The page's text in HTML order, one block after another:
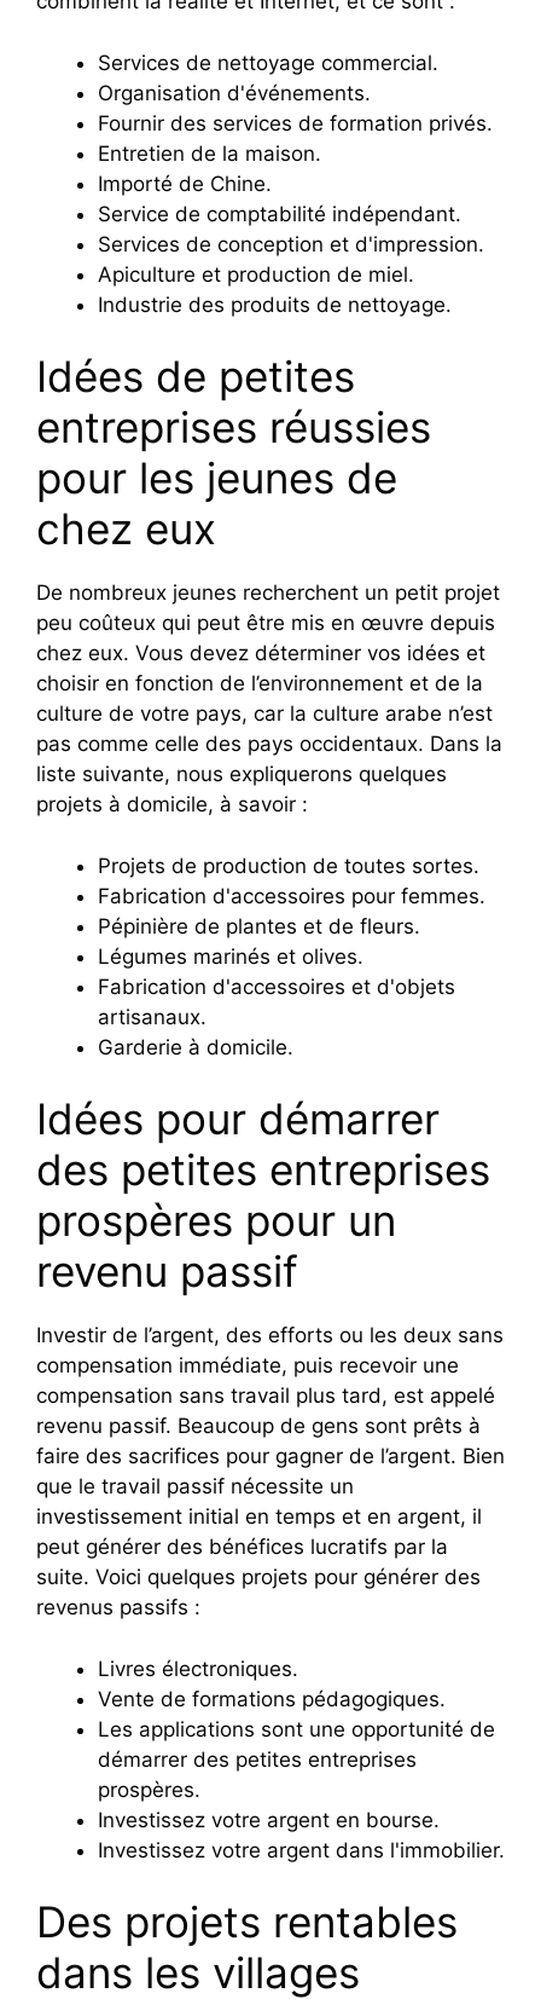
Services de nettoyage commercial.
Organisation d'événements.
Fournir des services de formation privés.
Entretien de la maison.
Importé de Chine.
Service de comptabilité indépendant.
Services de conception et d'impression.
Apiculture et production de miel.
Industrie des produits de nettoyage.
Idées de petites
entreprises réussies
pour les jeunes de
chez eux
De nombreux jeunes recherchent un petit projet
peu coûteux qui peut être mis en œuvre depuis
chez eux. Vous devez déterminer vos idées et
choisir en fonction de l’environnement et de la
culture de votre pays, car la culture arabe n’est
pas comme celle des pays occidentaux. Dans la
liste suivante, nous expliquerons quelques
projets à domicile, à savoir :
Projets de production de toutes sortes.
Fabrication d'accessoires pour femmes.
Pépinière de plantes et de fleurs.
Légumes marinés et olives.
Fabrication d'accessoires et d'objets
artisanaux.
Garderie à domicile.
Idées pour démarrer
des petites entreprises
prospères pour un
revenu passif
Investir de l’argent, des efforts ou les deux sans
compensation immédiate, puis recevoir une
compensation sans travail plus tard, est appelé
revenu passif. Beaucoup de gens sont prêts à
faire des sacrifices pour gagner de l’argent. Bien
que le travail passif nécessite un
investissement initial en temps et en argent, il
peut générer des bénéfices lucratifs par la
suite. Voici quelques projets pour générer des
revenus passifs :
Livres électroniques.
Vente de formations pédagogiques.
Les applications sont une opportunité de
démarrer des petites entreprises
prospères.
Investissez votre argent en bourse.
Investissez votre argent dans l'immobilier.
Des projets rentables
dans les villages